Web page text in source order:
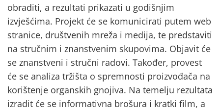
obraditi, a rezultati prikazati u godišnjim
izvješćima. Projekt će se komunicirati putem web
stranice, društvenih mreža i medija, te predstaviti
na stručnim i znanstvenim skupovima. Objavit će
se znanstveni i stručni radovi. Također, provest
će se analiza tržišta o spremnosti proizvođača na
korištenje organskih gnojiva. Na temelju rezultata
izradit će se informativna brošura i kratki film, a